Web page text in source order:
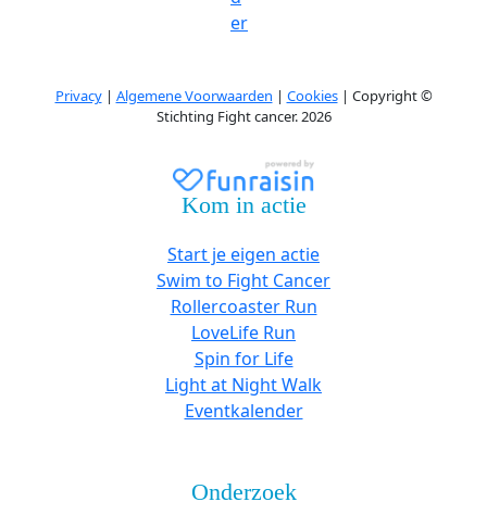
er
Privacy| Algemene Voorwaarden | Cookies| Copyright ©
Stichting Fight cancer. 2026
Kom in actie
Start je eigen actie
Swim to Fight Cancer
Rollercoaster Run
LoveLife Run
Spin for Life
Light at Night Walk
Eventkalender
Onderzoek